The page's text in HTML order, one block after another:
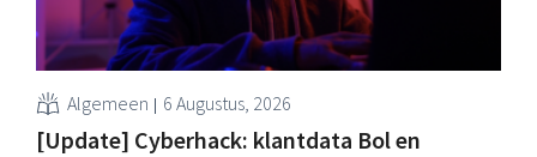
Algemeen 6 Augustus, 2026
[Update] Cyberhack: klantdata Bol en